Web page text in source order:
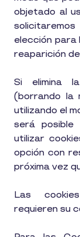
objetado al
elección para
reaparición
Si elimina
(borrando la
utilizando el
será
utilizar
opción con
próxima vez
Las
requieren su